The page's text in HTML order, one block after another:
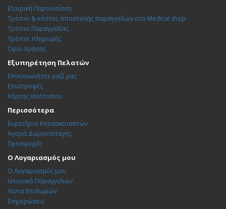
Εταιρική Παρουσίαση
Τρόποι & κόστος αποστολής παραγγελιών στο Medical shop
Τρόποι Παραγγελίας
Τρόποι πληρωμής
Όροι Χρήσης
Εξυπηρέτηση Πελατών
Επικοινωνήστε μαζί μας
Επιστροφές
Χάρτης Ιστότοπου
Περισσότερα
Ευρετήριο Κατασκευαστών
Αγορά Δωροεπιταγής
Προσφορές
Ο Λογαριασμός μου
Ο Λογαριασμός μου
Ιστορικό Παραγγελιών
Λίστα Επιθυμιών
Ενημερώσεις